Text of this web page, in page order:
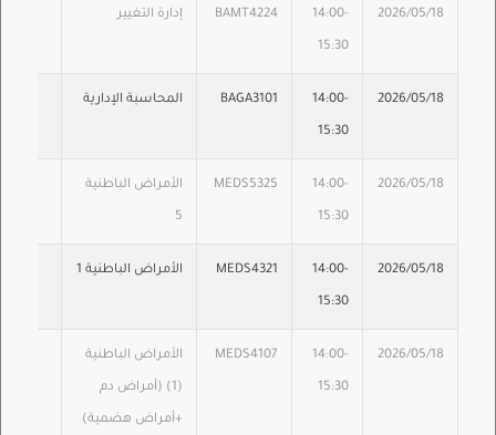
2026/05/18
14:00-
15:30
BAMT4224 إدارة التغيير
2026/05/18
14:00-
15:30
BAGA3101 المحاسبة الإدارية
2026/05/18
14:00-
15:30
MEDS5325 الأمراض الباطنية
5
2026/05/18
14:00-
15:30
MEDS4321 الأمراض الباطنية 1
2026/05/18
14:00-
15:30
MEDS4107 الأمراض الباطنية
(1) (أمراض دم
+أمراض هضمية)